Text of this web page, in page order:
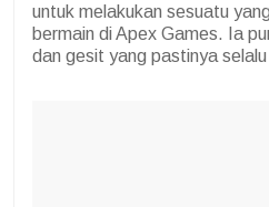
untuk melakukan sesuatu
bermain di Apex Games. Ia
dan gesit yang pastinya